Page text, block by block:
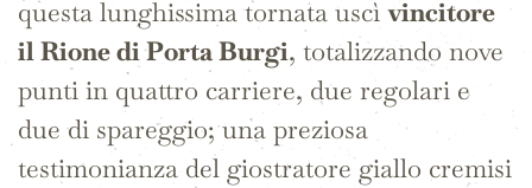
questa lunghissima tornata uscìvincitore
il Rione di Porta Burgi, totalizzando nove
punti in quattro carriere, due regolari e
due di spareggio; una preziosa
testimonianza del giostratore giallo cremisi